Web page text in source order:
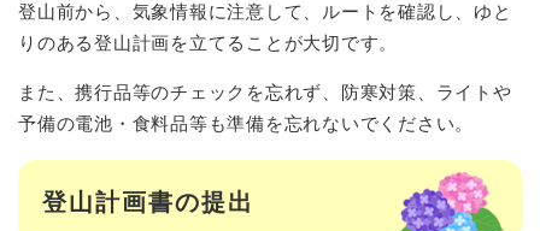
登山前から、気象情報に注意して、ルートを確認し、ゆと
りのある登山計画を立てることが大切です。
また、携行品等のチェックを忘れず、防寒対策、ライトや
予備の電池・食料品等も準備を忘れないでください。
登山計画書の提出